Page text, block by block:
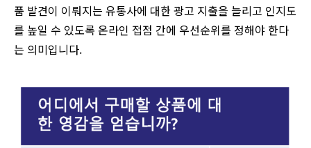
품 발견이 이뤄지는 유통사에 대한 광고 지출을 늘리고 인지도
를 높일 수 있도록 온라인 접점 간에 우선순위를 정해야 한다
는 의미입니다.